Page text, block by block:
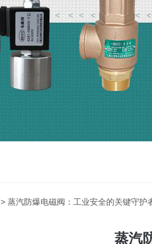
> 蒸汽防爆电磁阀：工业安全的关键守护
蒸汽